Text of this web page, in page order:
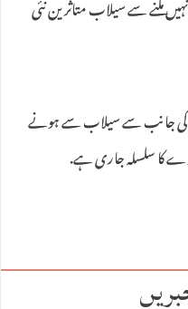
ملنے سے سیلاب متاثرین نئی
کی جانب سے سیلاب سے ہونے
کا سلسلہ جاری ہے.